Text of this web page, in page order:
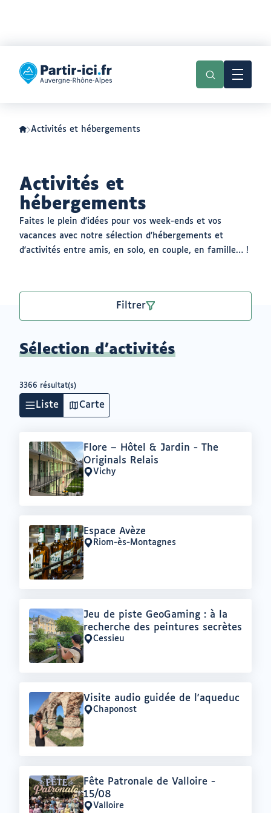
menu
contenu
Partir
ici
Auvergne-
Rhône-
Activités et hébergements
Activités et
hébergements
Faites le plein d'idées pour vos week-ends et vos
vacances avec notre sélection d'hébergements et
d'activités entre amis, en solo, en couple, en famille… !
Filtrer
Sélection d'activités
3366 résultat(s)
Liste Carte
Offre
:
Flore – Hôtel & Jardin - The
Originals Relais
Lieu
:
Vichy
Offre
:
Espace Avèze
Lieu
:
Riom-ès-Montagnes
Offre
:
Jeu de piste GeoGaming : à la
recherche des peintures secrètes
Lieu
:
Cessieu
Offre
:
Visite audio guidée de l'aqueduc
Lieu
:
Chaponost
Offre
:
Fête Patronale de Valloire -
15/08
LieuValloire